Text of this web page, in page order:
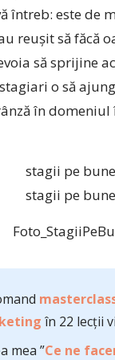
întreb: este de
reușit să făcă
să sprijine
o să
în domeniul
în 22 lecții
mea ”Ce ne